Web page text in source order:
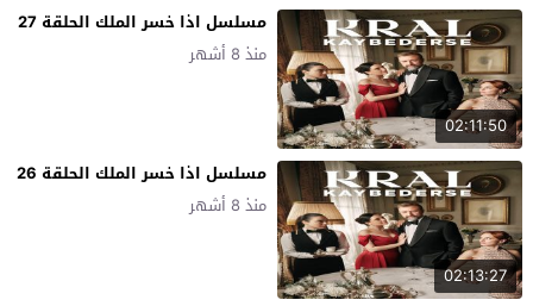
02:11:50
مسلسل اذا خسر الملك الحلقة 27
منذ 8 أشهر
02:13:27
مسلسل اذا خسر الملك الحلقة 26
منذ 8 أشهر